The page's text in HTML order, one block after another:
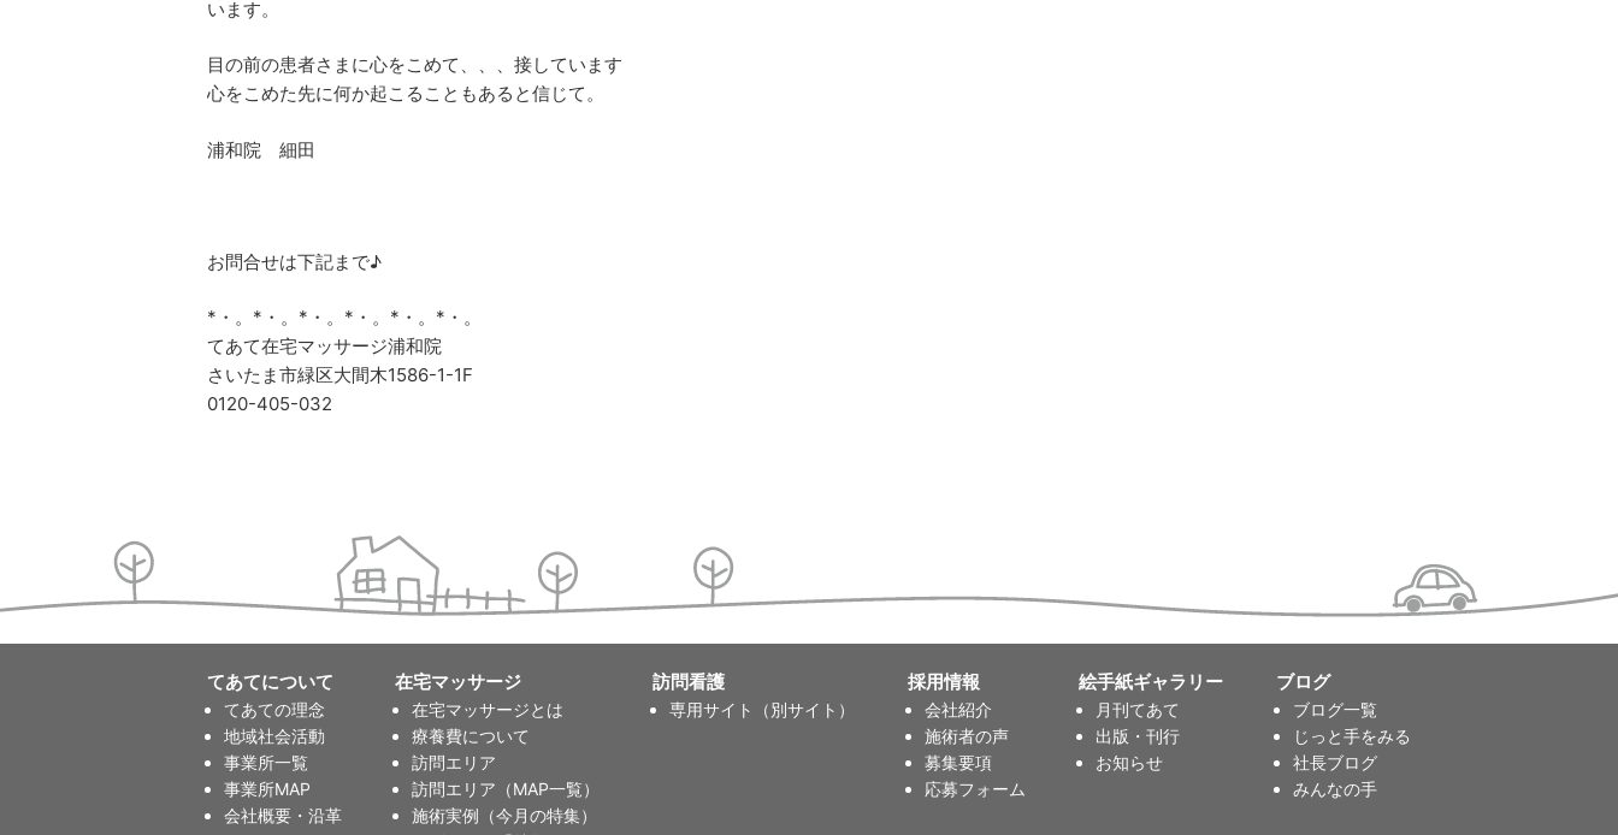
います。
目の前の患者さまに心をこめて、、、接しています
心をこめた先に何か起こることもあると信じて。
浦和院 細田
お問合せは下記まで♪
*・。*・。*・。*・。*・。*・。
てあて在宅マッサージ浦和院
さいたま市緑区大間木1586-1-1F
0120-405-032
てあてについて
てあての理念
地域社会活動
事業所一覧
事業所MAP
会社概要・沿革
在宅マッサージ
在宅マッサージとは
療養費について
訪問エリア
訪問エリア（MAP一覧）
施術実例（今月の特集）
訪問看護
専用サイト（別サイト）
採用情報
会社紹介
施術者の声
募集要項
応募フォーム
絵手紙ギャラリー
月刊てあて
出版・刊行
お知らせ
ブログ
ブログ一覧
じっと手をみる
社長ブログ
みんなの手